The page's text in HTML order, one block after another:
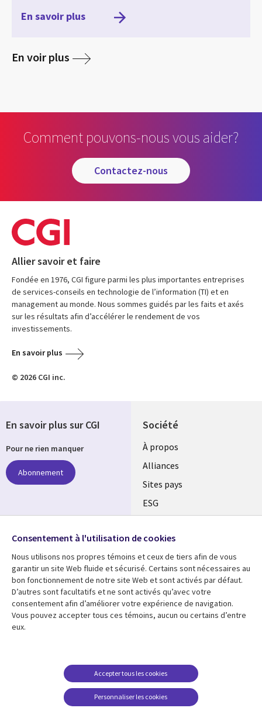
En savoir plus
En voir plus media
Comment pouvons-nous vous aider?
contactez-nous
Allier savoir et faire
Fondée en 1976, CGI figure parmi les plus importantes entreprises
de services-conseils en technologie de l’information (TI) et en
management au monde. Nous sommes guidés par les faits et axés
sur les résultats afin d’accélérer le rendement de vos
investissements.
En savoir plus
© 2026 CGI inc.
Société
À propos
Alliances
Sites pays
ESG
Fusions
Salle de presse
Ressources
Articles
Études de cas
Support
Restrictions et
conditions juridiques
Carrières FAQ
En savoir plus sur CGI
Pour ne rien manquer
Abonnement
Suivez-nous
Social
Media
Global
FR
Consentement à l'utilisation de cookies
Nous utilisons nos propres témoins et ceux de tiers afin de vous
garantir un site Web fluide et sécurisé. Certains sont nécessaires au
bon fonctionnement de notre site Web et sont activés par défaut.
D’autres sont facultatifs et ne sont activés qu’avec votre
consentement afin d’améliorer votre expérience de navigation.
Vous pouvez accepter tous ces témoins, aucun ou certains d’entre
eux.
Personnaliser les cookies
Accepter tous les cookies